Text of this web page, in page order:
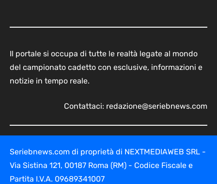
Il portale si occupa di tutte le realtà legate al mondo
del campionato cadetto con esclusive, informazioni e
notizie in tempo reale.
Contattaci: redazione@seriebnews.com
Seriebnews.com di proprietà di NEXTMEDIAWEB SRL -
Via Sistina 121, 00187 Roma (RM) - Codice Fiscale e
Partita I.V.A. 09689341007